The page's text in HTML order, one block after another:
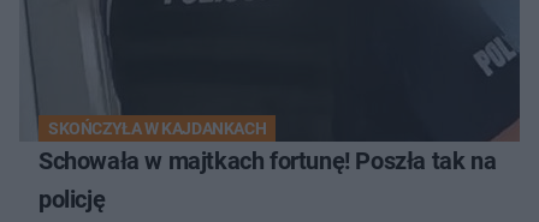
SKOŃCZYŁA W KAJDANKACH
Schowała w majtkach fortunę! Poszła tak na
policję